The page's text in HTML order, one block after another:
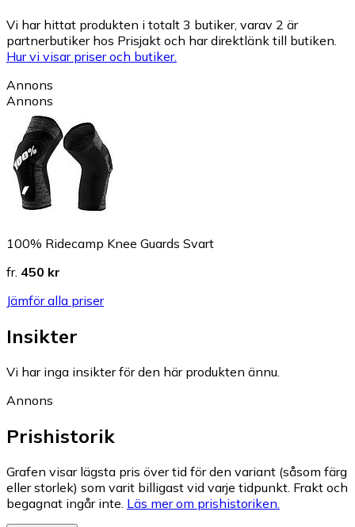
Vi har hittat produkten i totalt 3 butiker, varav 2 är
partnerbutiker hos Prisjakt och har direktlänk till butiken.
Hur vi visar priser och butiker.
Annons
Annons
100% Ridecamp Knee Guards Svart
fr. 450 kr
Jämför alla priser
Insikter
Vi har inga insikter för den här produkten ännu.
Annons
Prishistorik
Grafen visar lägsta pris över tid för den variant (såsom färg
eller storlek) som varit billigast vid varje tidpunkt. Frakt och
begagnat ingår inte. Läs mer om prishistoriken.